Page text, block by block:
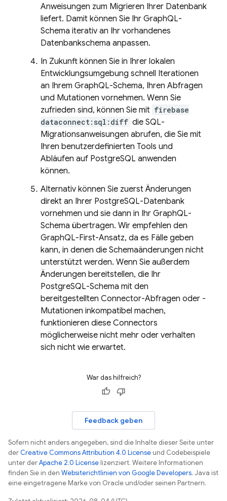
Anweisungen zum Migrieren Ihrer Datenbank
liefert. Damit können Sie Ihr GraphQL-
Schema iterativ an Ihr vorhandenes
Datenbankschema anpassen.
In Zukunft können Sie in Ihrer lokalen
Entwicklungsumgebung schnell Iterationen
an Ihrem GraphQL-Schema, Ihren Abfragen
und Mutationen vornehmen. Wenn Sie
zufrieden sind, können Sie mit firebase
dataconnect:sql:diff die SQL-
Migrationsanweisungen abrufen, die Sie mit
Ihren benutzerdefinierten Tools und
Abläufen auf PostgreSQL anwenden
können.
Alternativ können Sie zuerst Änderungen
direkt an Ihrer PostgreSQL-Datenbank
vornehmen und sie dann in Ihr GraphQL-
Schema übertragen. Wir empfehlen den
GraphQL-First-Ansatz, da es Fälle geben
kann, in denen die Schemaänderungen nicht
unterstützt werden. Wenn Sie außerdem
Änderungen bereitstellen, die Ihr
PostgreSQL-Schema mit den
bereitgestellten Connector-Abfragen oder -
Mutationen inkompatibel machen,
funktionieren diese Connectors
möglicherweise nicht mehr oder verhalten
sich nicht wie erwartet.
War das hilfreich?
Feedback geben
Sofern nicht anders angegeben, sind die Inhalte dieser Seite unter
derCreative Commons Attribution 4.0 License und Codebeispiele
unter derApache 2.0 License lizenziert. Weitere Informationen
finden Sie in den Websiterichtlinien von Google Developers. Java ist
eine eingetragene Marke von Oracle und/oder seinen Partnern.